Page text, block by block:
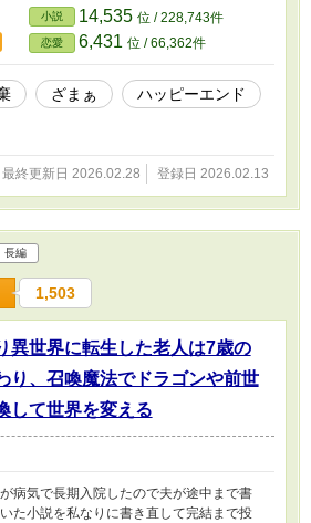
リビアは前世の日本人の記憶持ちで、その
魔法を使い領地を発展させて幸せにな
小説 14,535 位 / 228,743件
恋愛 6,431 位 / 66,362件
ざまぁ
ハッピーエンド
最終更新日 2026.02.28 登録日 2026.02.13
長編
1,503
異世界に転生した老人は7歳の
り、召喚魔法でドラゴンや前世
して世界を変える
病気で長期入院したので夫が途中まで書
た小説を私なりに書き直して完結まで投